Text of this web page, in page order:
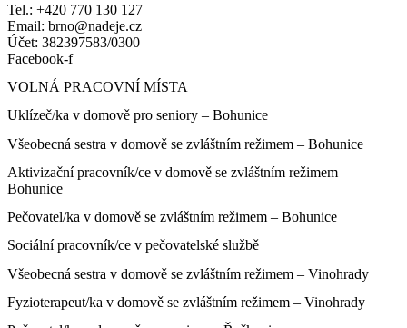
Tel.: +420 770 130 127
Email: brno@nadeje.cz
Účet: 382397583/0300
Facebook-f
VOLNÁ PRACOVNÍ MÍSTA
Uklízeč/ka v domově pro seniory – Bohunice
Všeobecná sestra v domově se zvláštním režimem – Bohunice
Aktivizační pracovník/ce v domově se zvláštním režimem –
Bohunice
Pečovatel/ka v domově se zvláštním režimem – Bohunice
Sociální pracovník/ce v pečovatelské službě
Všeobecná sestra v domově se zvláštním režimem – Vinohrady
Fyzioterapeut/ka v domově se zvláštním režimem – Vinohrady